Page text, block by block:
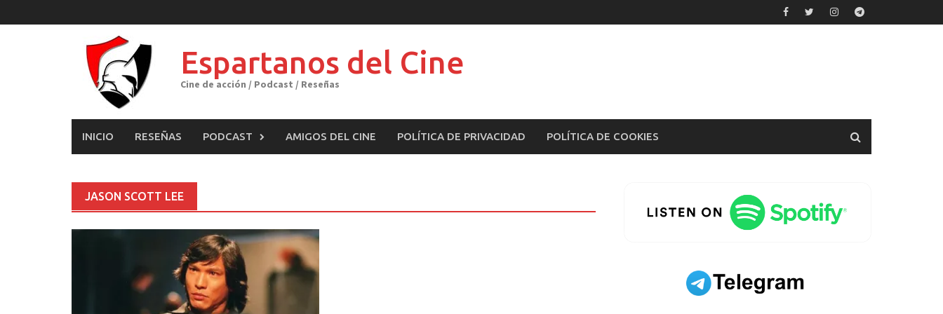
to
Espartanos del Cine
Cine de acción / Podcast / Reseñas
INICIO RESEÑAS PODCAST AMIGOS DEL CINE POLÍTICA DE PRIVACIDAD POLÍTICA DE COOKIES
JASON SCOTT LEE